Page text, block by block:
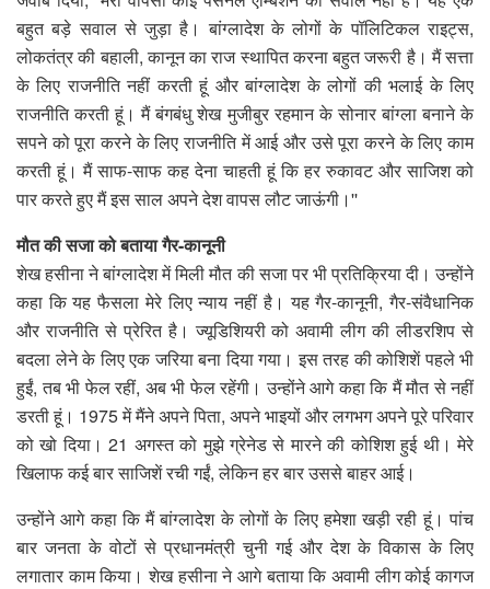
बहुत बड़े सवाल से जुड़ा है। बांग्लादेश के लोगों के पॉलिटिकल राइट्स,
लोकतंत्र की बहाली, कानून का राज स्थापित करना बहुत जरूरी है। मैं सत्ता
के लिए राजनीति नहीं करती हूं और बांग्लादेश के लोगों की भलाई के लिए
राजनीति करती हूं। मैं बंगबंधु शेख मुजीबुर रहमान के सोनार बांग्ला बनाने के
सपने को पूरा करने के लिए राजनीति में आई और उसे पूरा करने के लिए काम
करती हूं। मैं साफ-साफ कह देना चाहती हूं कि हर रुकावट और साजिश को
पार करते हुए मैं इस साल अपने देश वापस लौट जाऊंगी।''
मौत की सजा को बताया गैर-कानूनी
शेख हसीना ने बांग्लादेश में मिली मौत की सजा पर भी प्रतिक्रिया दी। उन्होंने
कहा कि यह फैसला मेरे लिए न्याय नहीं है। यह गैर-कानूनी, गैर-संवैधानिक
और राजनीति से प्रेरित है। ज्यूडिशियरी को अवामी लीग की लीडरशिप से
बदला लेने के लिए एक जरिया बना दिया गया। इस तरह की कोशिशें पहले भी
हुईं, तब भी फेल रहीं, अब भी फेल रहेंगी। उन्होंने आगे कहा कि मैं मौत से नहीं
डरती हूं। 1975 में मैंने अपने पिता, अपने भाइयों और लगभग अपने पूरे परिवार
को खो दिया। 21 अगस्त को मुझे ग्रेनेड से मारने की कोशिश हुई थी। मेरे
खिलाफ कई बार साजिशें रची गईं, लेकिन हर बार उससे बाहर आई।
उन्होंने आगे कहा कि मैं बांग्लादेश के लोगों के लिए हमेशा खड़ी रही हूं। पांच
बार जनता के वोटों से प्रधानमंत्री चुनी गई और देश के विकास के लिए
लगातार काम किया। शेख हसीना ने आगे बताया कि अवामी लीग कोई कागज